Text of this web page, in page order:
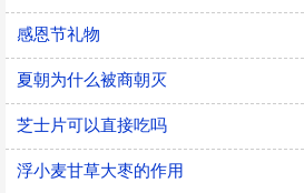
感恩节礼物
夏朝为什么被商朝灭
芝士片可以直接吃吗
浮小麦甘草大枣的作用